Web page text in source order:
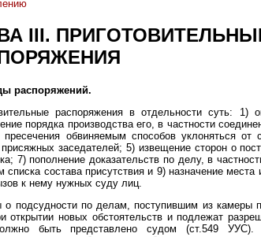
III.
распоряжений.
распоряжения в отдельности суть: 1)
порядка производства его, в частности
обвиняемым способов уклоняться от
присяжных заседателей; 5) извещение сторон о
7) пополнение доказательств по делу, в
списка состава присутствия и 9) назначение
к нему нужных суду лиц.
о подсудности по делам, поступившим из камеры
открытии новых обстоятельств и подлежат
быть представлено судом (ст.549